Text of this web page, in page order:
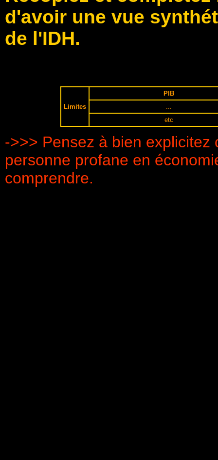
d'avoir une vue
de l'IDH.
Limites
PIB
...
etc
->>> Pensez à bien
personne profane en
comprendre.